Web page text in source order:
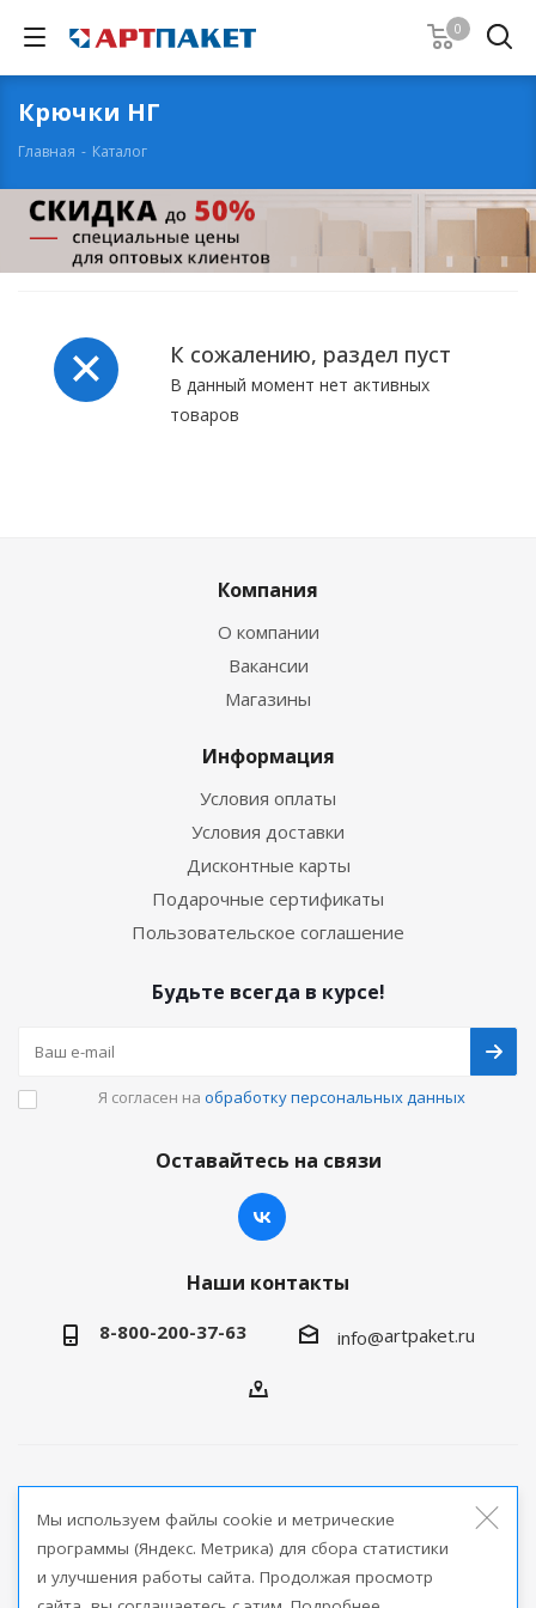
0
Крючки НГ
Главная - Каталог
К сожалению, раздел пуст
В данный момент нет активных
товаров
Компания
О компании
Вакансии
Магазины
Информация
Условия оплаты
Условия доставки
Дисконтные карты
Подарочные сертификаты
Пользовательское соглашение
Будьте всегда в курсе!
Я согласен на обработку персональных данных
Оставайтесь на связи
Наши контакты
8-800-200-37-63 info@artpaket.ru
продукции
Версия для печати
Мы используем файлы cookie и метрические
программы (Яндекс. Метрика) для сбора статистики
и улучшения работы сайта. Продолжая просмотр